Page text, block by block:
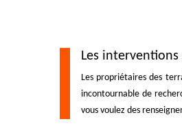
Les
Les propriétaires des
incontournable de
vous voulez des